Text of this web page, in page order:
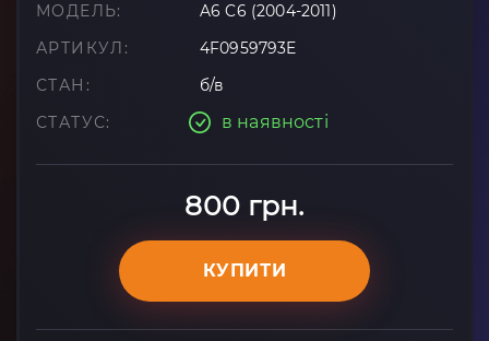
МОДЕЛЬ:
A6 C6 (2004-2011)
АРТИКУЛ:
4F0959793E
СТАН:
б/в
СТАТУС:
в наявності
800 грн.
КУПИТИ